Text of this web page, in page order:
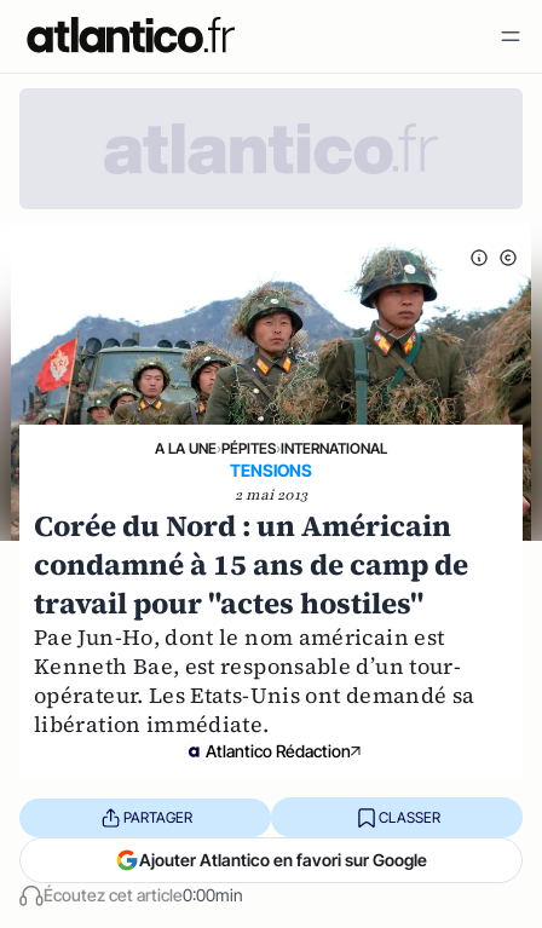
A LA UNE›PÉPITES›INTERNATIONAL
TENSIONS
2 mai 2013
Corée du Nord : un Américain
condamné à 15 ans de camp de
travail pour "actes hostiles"
Pae Jun-Ho, dont le nom américain est
Kenneth Bae, est responsable d’un tour-
opérateur. Les Etats-Unis ont demandé sa
libération immédiate.
Atlantico Rédaction
Écoutez cet article0:00min
PARTAGER CLASSER
Ajouter Atlantico en favori sur Google